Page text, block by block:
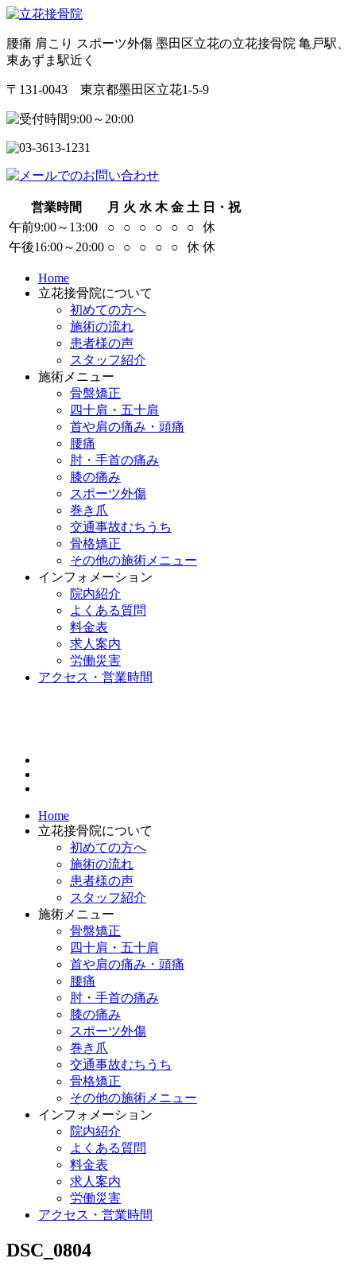
腰痛 肩こり スポーツ外傷 墨田区立花の立花接骨院 亀戸駅、
東あずま駅近く
〒131-0043 東京都墨田区立花1-5-9
営業時間 月 火 水 木 金 土 日・祝
午前9:00～13:00
○ ○ ○ ○ ○ ○
休
午後16:00～20:00 ○ ○ ○ ○ ○ 休 休
Home
立花接骨院について
初めての方へ
施術の流れ
患者様の声
スタッフ紹介
施術メニュー
骨盤矯正
四十肩・五十肩
首や肩の痛み・頭痛
腰痛
肘・手首の痛み
膝の痛み
スポーツ外傷
巻き爪
交通事故むちうち
骨格矯正
その他の施術メニュー
インフォメーション
院内紹介
よくある質問
料金表
求人案内
労働災害
アクセス・営業時間
Home
立花接骨院について
初めての方へ
施術の流れ
患者様の声
スタッフ紹介
施術メニュー
骨盤矯正
四十肩・五十肩
首や肩の痛み・頭痛
腰痛
肘・手首の痛み
膝の痛み
スポーツ外傷
巻き爪
交通事故むちうち
骨格矯正
その他の施術メニュー
インフォメーション
院内紹介
よくある質問
料金表
求人案内
労働災害
アクセス・営業時間
DSC_0804